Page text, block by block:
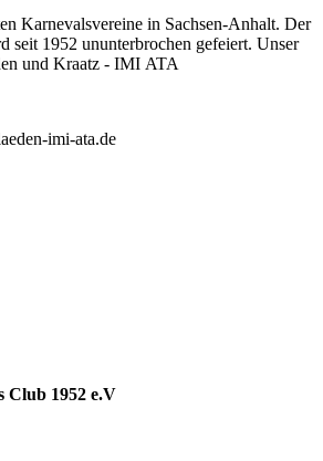
Karnevalsvereine in Sachsen-Anhalt. Der
seit 1952 ununterbrochen gefeiert. Unser
und Kraatz - IMI ATA
imi-ata.de
Club 1952 e.V